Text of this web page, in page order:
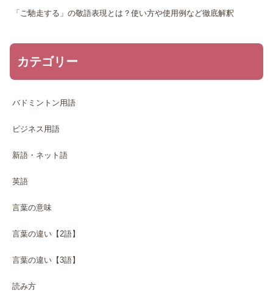
「ご馳走する」の敬語表現とは？使い方や使用例など徹底解釈
カテゴリー
バドミントン用語
ビジネス用語
新語・ネット語
英語
言葉の意味
言葉の違い【2語】
言葉の違い【3語】
読み方